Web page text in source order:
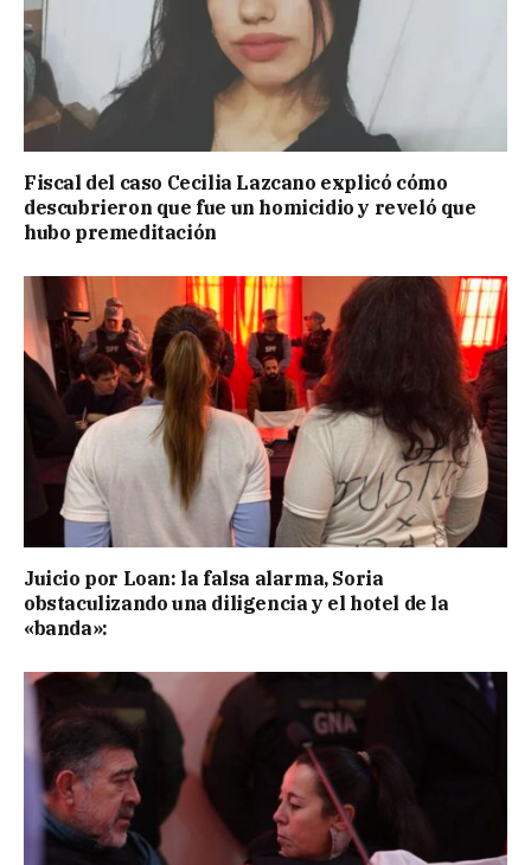
Fiscal del caso Cecilia Lazcano explicó cómo
descubrieron que fue un homicidio y reveló que
hubo premeditación
Juicio por Loan: la falsa alarma, Soria
obstaculizando una diligencia y el hotel de la
«banda»: